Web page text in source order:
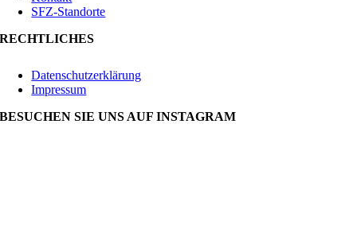
SFZ-Standorte
RECHTLICHES
Datenschutzerklärung
Impressum
BESUCHEN SIE UNS AUF INSTAGRAM